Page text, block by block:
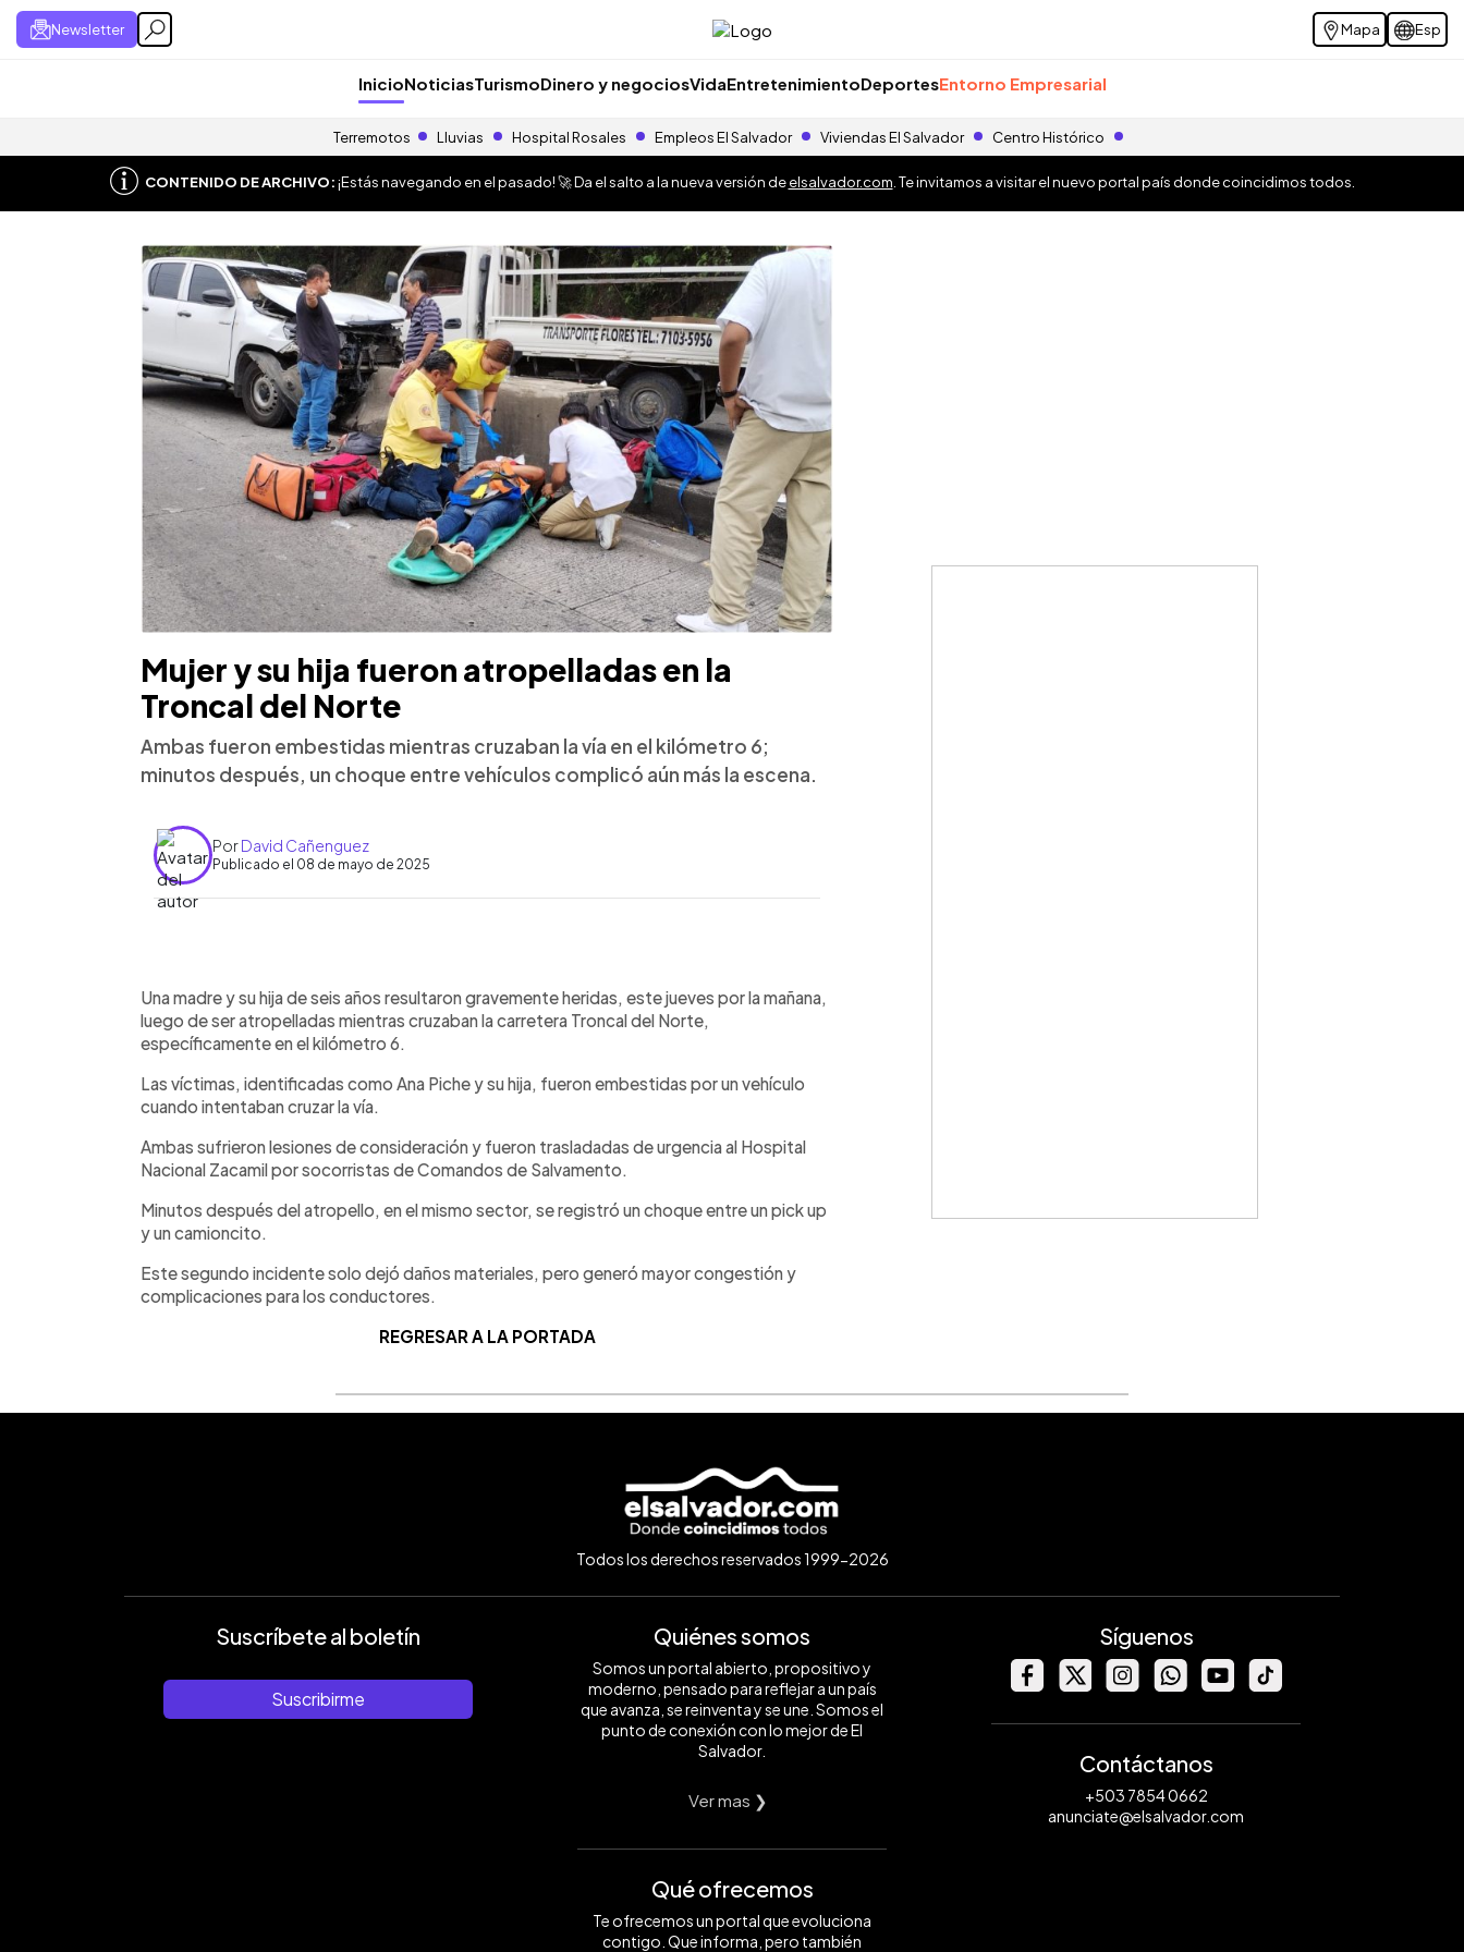
Newsletter Mapa Esp
InicioNoticiasTurismoDinero y negociosVidaEntretenimientoDeportesEntorno Empresarial
Terremotos Lluvias Hospital Rosales Empleos El Salvador Viviendas El Salvador Centro Histórico
CONTENIDO DE ARCHIVO:¡Estás navegando en el pasado! 🚀 Da el salto a la nueva versión deelsalvador.com . Te invitamos a visitar el nuevo portal país donde coincidimos todos.
Mujer y su hija fueron atropelladas en la
Troncal del Norte
Ambas fueron embestidas mientras cruzaban la vía en el kilómetro 6;
minutos después, un choque entre vehículos complicó aún más la escena.
PorDavid Cañenguez
Publicado el 08 de mayo de 2025
Escuchar artículo
Una madre y su hija de seis años resultaron gravemente heridas, este jueves por la mañana,
luego de ser atropelladas mientras cruzaban la carretera Troncal del Norte,
específicamente en el kilómetro 6.
Las víctimas, identificadas como Ana Piche y su hija, fueron embestidas por un vehículo
cuando intentaban cruzar la vía.
Ambas sufrieron lesiones de consideración y fueron trasladadas de urgencia al Hospital
Nacional Zacamil por socorristas de Comandos de Salvamento.
Minutos después del atropello, en el mismo sector, se registró un choque entre un pick up
y un camioncito.
Este segundo incidente solo dejó daños materiales, pero generó mayor congestión y
complicaciones para los conductores.
REGRESAR A LA PORTADA
Todos los derechos reservados 1999-2026
Suscríbete al boletín
Suscribirme
Quiénes somos
Somos un portal abierto, propositivo y
moderno, pensado para reflejar a un país
que avanza, se reinventa y se une. Somos el
punto de conexión con lo mejor de El
Salvador.
Ver mas ❯
Qué ofrecemos
Te ofrecemos un portal que evoluciona
contigo. Que informa, pero también
Síguenos
Contáctanos
+503 7854 0662
anunciate@elsalvador.com